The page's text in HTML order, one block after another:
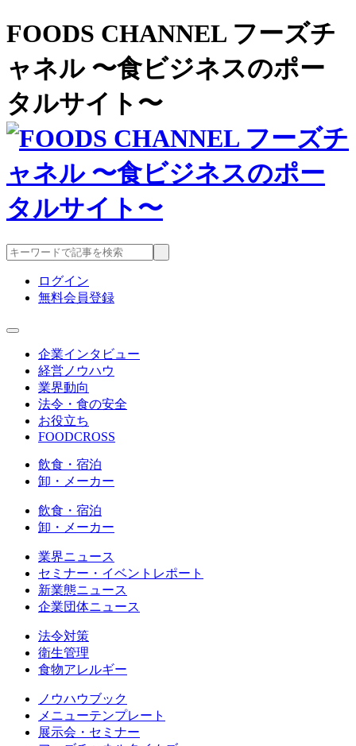
FOODS CHANNEL フーズチ
ャネル 〜食ビジネスのポー
タルサイト〜
ログイン
無料会員登録
企業インタビュー
経営ノウハウ
業界動向
法令・食の安全
お役立ち
FOODCROSS
飲食・宿泊
卸・メーカー
飲食・宿泊
卸・メーカー
業界ニュース
セミナー・イベントレポート
新業態ニュース
企業団体ニュース
法令対策
衛生管理
食物アレルギー
ノウハウブック
メニューテンプレート
展示会・セミナー